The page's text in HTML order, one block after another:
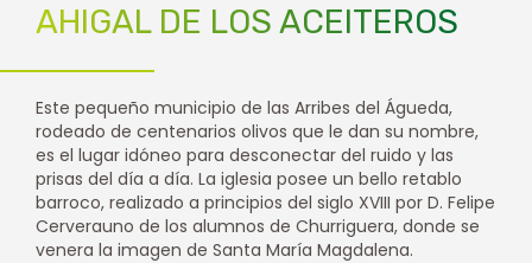
AHIGAL DE LOS ACEITEROS
Este pequeño municipio de las Arribes del Águeda,
rodeado de centenarios olivos que le dan su nombre,
es el lugar idóneo para desconectar del ruido y las
prisas del día a día. La iglesia posee un bello retablo
barroco, realizado a principios del siglo XVIII por D. Felipe
Cerverauno de los alumnos de Churriguera, donde se
venera la imagen de Santa María Magdalena.